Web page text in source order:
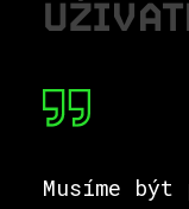
UŽIVAT
Musíme